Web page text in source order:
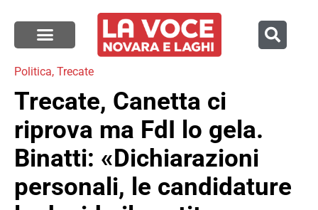
Politica, Trecate
Trecate, Canetta ci
riprova ma FdI lo gela.
Binatti: «Dichiarazioni
personali, le candidature